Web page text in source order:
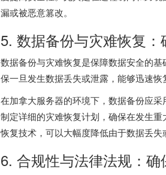
漏或被恶意篡改。
5. 数据备份与灾难恢复
数据备份与灾难恢复是保障数据安全的
保一旦发生数据丢失或泄露，能够迅速恢
在加拿大服务器的环境下，数据备份应
制定详细的灾难恢复计划，确保在发生
恢复技术，可以大幅度降低由于数据丢失
6. 合规性与法律法规：